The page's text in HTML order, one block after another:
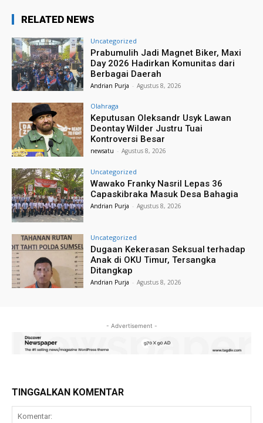
RELATED NEWS
Uncategorized
Prabumulih Jadi Magnet Biker, Maxi
Day 2026 Hadirkan Komunitas dari
Berbagai Daerah
Andrian Purja - Agustus 8, 2026
Olahraga
Keputusan Oleksandr Usyk Lawan
Deontay Wilder Justru Tuai
Kontroversi Besar
newsatu - Agustus 8, 2026
Uncategorized
Wawako Franky Nasril Lepas 36
Capaskibraka Masuk Desa Bahagia
Andrian Purja - Agustus 8, 2026
Uncategorized
Dugaan Kekerasan Seksual terhadap
Anak di OKU Timur, Tersangka
Ditangkap
Andrian Purja - Agustus 8, 2026
- Advertisement -
TINGGALKAN KOMENTAR